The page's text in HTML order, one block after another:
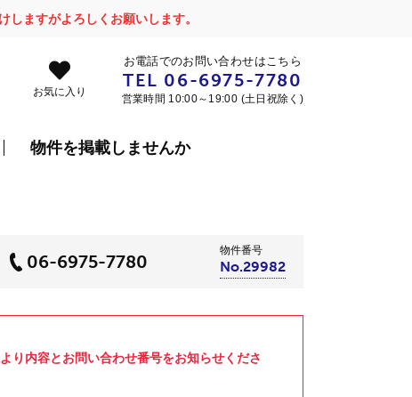
ますがよろしくお願いします。
お気に入り
お電話でのお問い合わせはこちら
TEL 06-6975-7780
営業時間 10:00～19:00 (土日祝除く)
物件を掲載しませんか
06-6975-7780
物件番号
No.29982
り内容とお問い合わせ番号をお知らせくださ